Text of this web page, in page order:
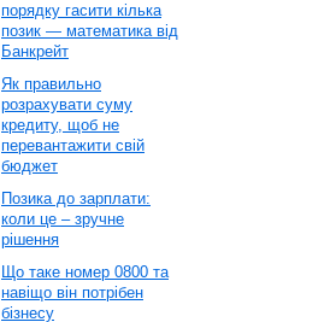
порядку гасити кілька
позик — математика від
Банкрейт
Як правильно
розрахувати суму
кредиту, щоб не
перевантажити свій
бюджет
Позика до зарплати:
коли це – зручне
рішення
Що таке номер 0800 та
навіщо він потрібен
бізнесу